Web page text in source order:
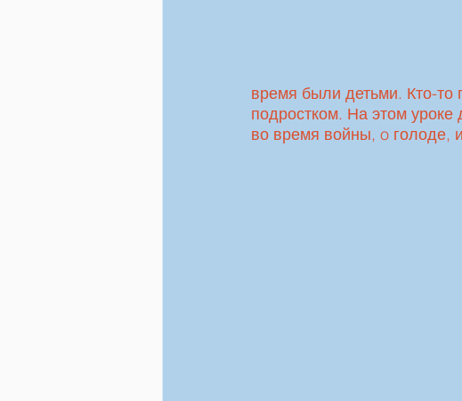
время были детьми. Кто-то
подростком. На этом уроке
во время войны, o голоде,